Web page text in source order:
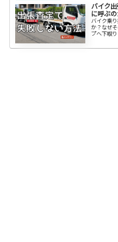
バイク
に呼ぶの
バイク乗
か？なぜ
プへ下取
ら？方法
せること。